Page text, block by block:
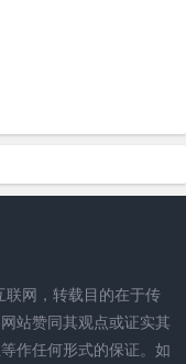
网，转载目的在于传
站赞同其观点或证实其
作任何形式的保证。如